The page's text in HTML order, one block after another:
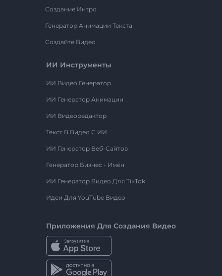
Создание Интро
Генератор Анимации Текста
Создайте Видео
ИИ Инструменты
ИИ Видео Генератор
ИИ Генератор Анимации
ИИ Видеоредактор
Текст В Видео С ИИ
ИИ Генератор Веб-Сайтов
Генератор Бизнес - Имён
ИИ Генератор Видео Для TikTok
Идеи Для YouTube Видео
Приложения Для Создания Видео